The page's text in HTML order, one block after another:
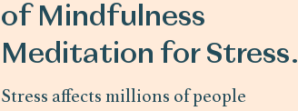
of Mindfulness
Meditation for Stress
Relief
Stress affects millions of people